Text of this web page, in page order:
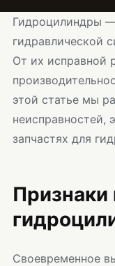
Гидроцилиндры
гидравлической
От их исправной
этой статье мы
неисправностей,
запчастях для
Признаки
Своевременное